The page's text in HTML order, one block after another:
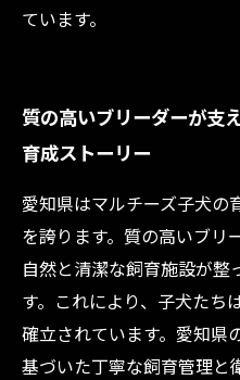
ています。
質の高いブリーダーが支
育成ストーリー
愛知県はマルチーズ子犬の
を誇ります。質の高いブリ
自然と清潔な飼育施設が整
す。これにより、子犬たち
確立されています。愛知県
基づいた丁寧な飼育管理と